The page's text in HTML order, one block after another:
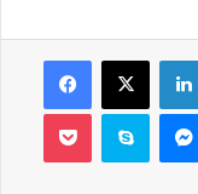
Facebook
X
Pocket Skype